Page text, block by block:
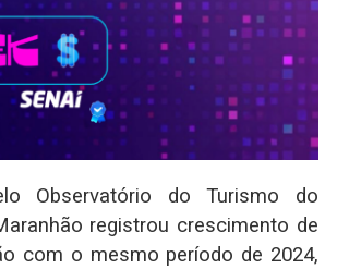
Observatório do Turismo do
registrou crescimento de
com o mesmo período de 2024,